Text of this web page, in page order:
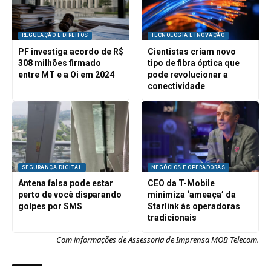
REGULAÇÃO E DIREITOS
PF investiga acordo de R$
308 milhões firmado
entre MT e a Oi em 2024
TECNOLOGIA E INOVAÇÃO
Cientistas criam novo
tipo de fibra óptica que
pode revolucionar a
conectividade
SEGURANÇA DIGITAL
Antena falsa pode estar
perto de você disparando
golpes por SMS
NEGÓCIOS E OPERADORAS
CEO da T-Mobile
minimiza ‘ameaça’ da
Starlink às operadoras
tradicionais
Com informações de Assessoria de Imprensa MOB Telecom.